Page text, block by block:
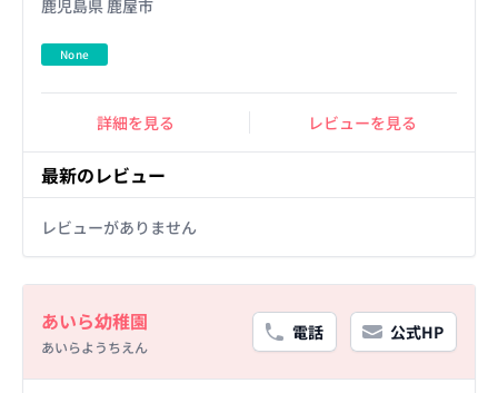
鹿児島県 鹿屋市
None
詳細を見る レビューを見る
最新のレビュー
レビューがありません
あいら幼稚園
あいらようちえん
電話 公式HP